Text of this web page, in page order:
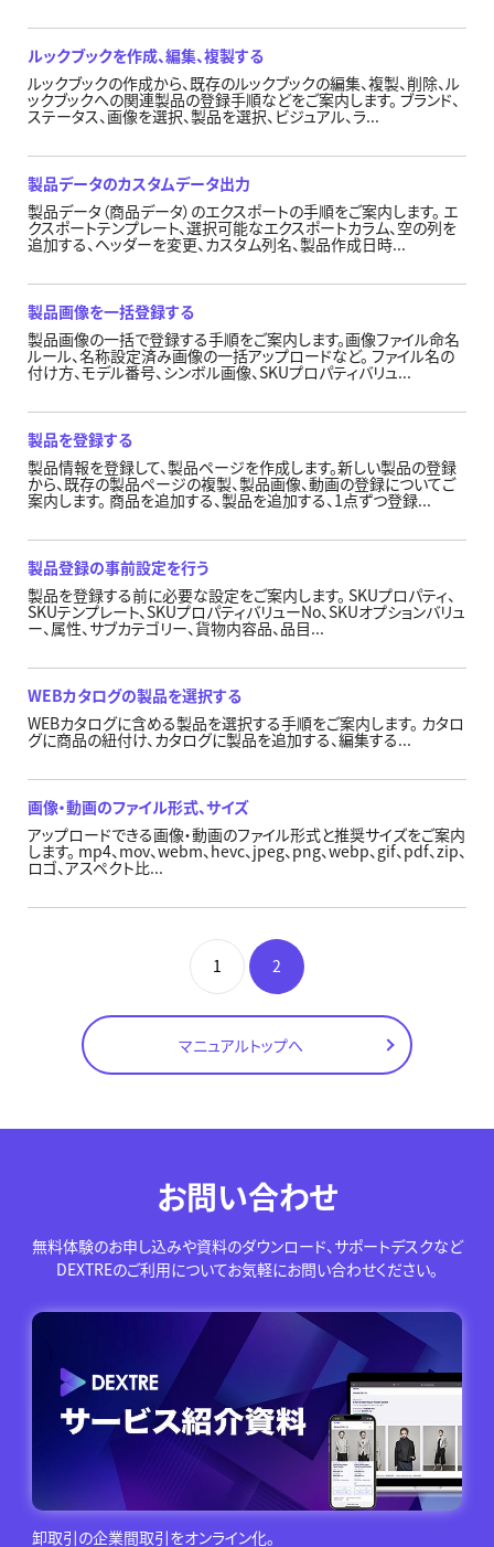
ルックブックを作成、編集、複製する
ルックブックの作成から、既存のルックブックの編集、複製、削除、ル
ックブックへの関連製品の登録手順などをご案内します。 ブランド、
ステータス、画像を選択、製品を選択、ビジュアル、ラ...
製品データのカスタムデータ出力
製品データ（商品データ）のエクスポートの手順をご案内します。 エ
クスポートテンプレート、選択可能なエクスポートカラム、空の列を
追加する、ヘッダーを変更、カスタム列名、製品作成日時...
製品画像を一括登録する
製品画像の一括で登録する手順をご案内します。画像ファイル命名
ルール、名称設定済み画像の一括アップロードなど。 ファイル名の
付け方、モデル番号、シンボル画像、SKUプロパティバリュ...
製品を登録する
製品情報を登録して、製品ページを作成します。新しい製品の登録
から、既存の製品ページの複製、製品画像、動画の登録についてご
案内します。 商品を追加する、製品を追加する、1点ずつ登録...
製品登録の事前設定を行う
製品を登録する前に必要な設定をご案内します。 SKUプロパティ、
SKUテンプレート、SKUプロパティバリューNo、SKUオプションバリュ
ー、属性、サブカテゴリー、貨物内容品、品目...
WEBカタログの製品を選択する
WEBカタログに含める製品を選択する手順をご案内します。 カタロ
グに商品の紐付け、カタログに製品を追加する、編集する...
画像・動画のファイル形式、サイズ
アップロードできる画像・動画のファイル形式と推奨サイズをご案内
します。 mp4、mov、webm、hevc、jpeg、png、webp、gif、pdf、zip、
ロゴ、アスペクト比...
1 2
マニュアルトップへ
お問い合わせ
無料体験のお申し込みや資料のダウンロード、サポートデスクなど
DEXTREのご利用についてお気軽にお問い合わせください。
卸取引の企業間取引をオンライン化。